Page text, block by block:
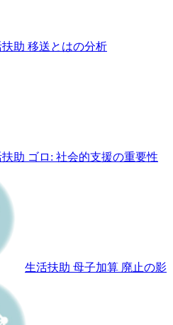
助 移送とはの分析
助 ゴロ: 社会的支援の重要性
生活扶助 母子加算 廃止の影